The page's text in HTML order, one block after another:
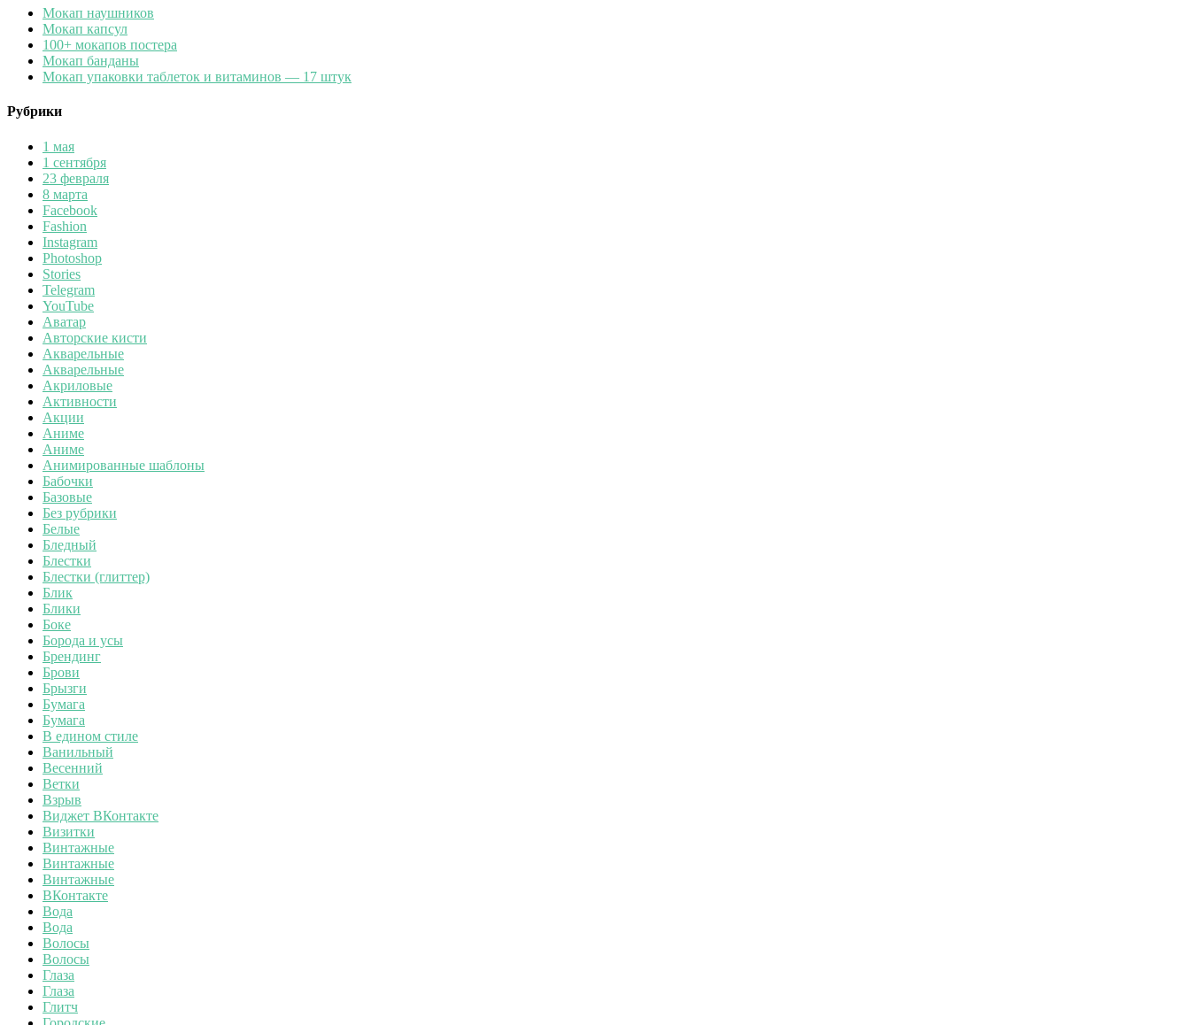
Мокап наушников
Мокап капсул
100+ мокапов постера
Мокап банданы
Мокап упаковки таблеток и витаминов — 17 штук
Рубрики
1 мая
1 сентября
23 февраля
8 марта
Facebook
Fashion
Instagram
Photoshop
Stories
Telegram
YouTube
Аватар
Авторские кисти
Акварельные
Акварельные
Акриловые
Активности
Акции
Аниме
Аниме
Анимированные шаблоны
Бабочки
Базовые
Без рубрики
Белые
Бледный
Блестки
Блестки (глиттер)
Блик
Блики
Боке
Борода и усы
Брендинг
Брови
Брызги
Бумага
Бумага
В едином стиле
Ванильный
Весенний
Ветки
Взрыв
Виджет ВКонтакте
Визитки
Винтажные
Винтажные
Винтажные
ВКонтакте
Вода
Вода
Волосы
Волосы
Глаза
Глаза
Глитч